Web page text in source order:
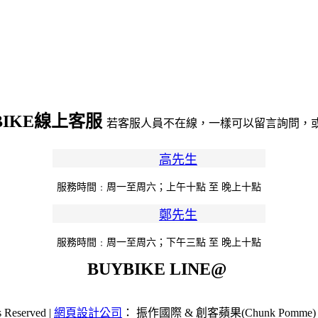
線上客服 若客服人員不在線，一樣可以留言詢問，
高先生
服務時間﹕周一至周六；上午十點 至 晚上十點
鄭先生
服務時間﹕周一至周六；下午三點 至 晚上十點
BUYBIKE LINE@
| 網頁設計公司 ： 振作國際 & 創客蘋果(Chunk Pomme)